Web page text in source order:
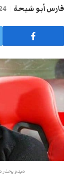
فارس أبو شيحة 24 مارس،
ميدو يحذر